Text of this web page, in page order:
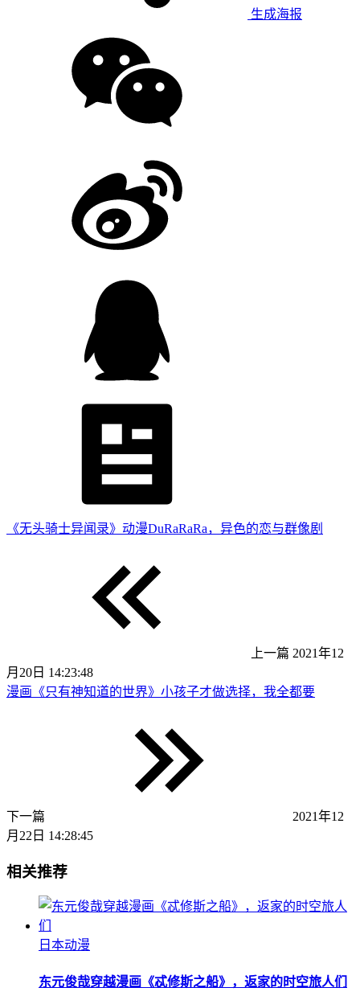
生成海报
《无头骑士异闻录》动漫DuRaRaRa，异色的恋与群像剧
上一篇 2021年12
月20日 14:23:48
漫画《只有神知道的世界》小孩子才做选择，我全都要
下一篇
2021年12
月22日 14:28:45
相关推荐
日本动漫
东元俊哉穿越漫画《忒修斯之船》，返家的时空旅人们